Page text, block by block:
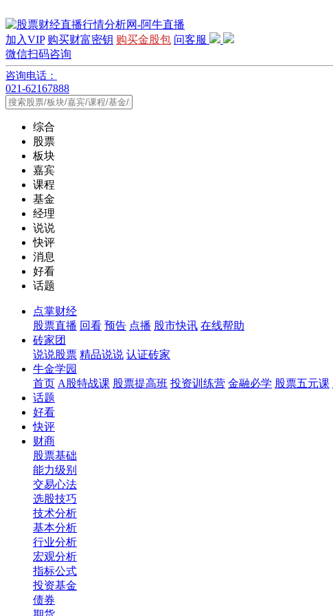
加入VIP 购买财富密钥 购买金股包 问客服
微信扫码咨询
咨询电话：
021-62167888
综合
股票
板块
嘉宾
课程
基金
经理
说说
快评
消息
好看
话题
点掌财经
股票直播 回看 预告 点播 股市快讯 在线帮助
砖家团
说说股票 精品说说 认证砖家
牛金学园
首页 A股特战课 股票提高班 投资训练营 金融必学 股票五元课
话题
好看
快评
财商
股票基础
能力级别
交易心法
选股技巧
技术分析
基本分析
行业分析
宏观分析
指标公式
投资基金
债券